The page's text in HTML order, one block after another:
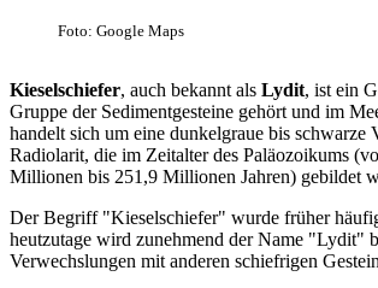
Foto: Google Maps
Kieselschiefer, auch bekannt als Lydit, ist ein
Gruppe der Sedimentgesteine gehört und im
handelt sich um eine dunkelgraue bis schwarze
Radiolarit, die im Zeitalter des Paläozoikums
Millionen bis 251,9 Millionen Jahren) gebildet
Der Begriff "Kieselschiefer" wurde früher
heutzutage wird zunehmend der Name "Lydit"
Verwechslungen mit anderen schiefrigen